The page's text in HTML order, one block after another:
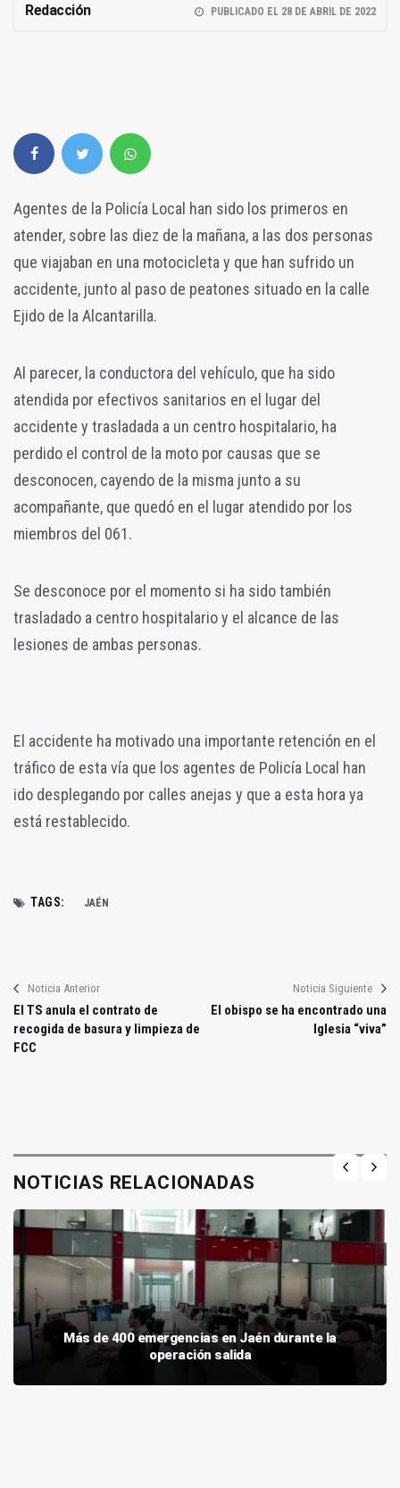
Redacción PUBLICADO EL 28 DE ABRIL DE 2022
Agentes de la Policía Local han sido los primeros en
atender, sobre las diez de la mañana, a las dos personas
que viajaban en una motocicleta y que han sufrido un
accidente, junto al paso de peatones situado en la calle
Ejido de la Alcantarilla.
Al parecer, la conductora del vehículo, que ha sido
atendida por efectivos sanitarios en el lugar del
accidente y trasladada a un centro hospitalario, ha
perdido el control de la moto por causas que se
desconocen, cayendo de la misma junto a su
acompañante, que quedó en el lugar atendido por los
miembros del 061.
Se desconoce por el momento si ha sido también
trasladado a centro hospitalario y el alcance de las
lesiones de ambas personas.
El accidente ha motivado una importante retención en el
tráfico de esta vía que los agentes de Policía Local han
ido desplegando por calles anejas y que a esta hora ya
está restablecido.
TAGS: JAÉN
Noticia Anterior
El TS anula el contrato de
recogida de basura y limpieza de
FCC
Noticia Siguiente
El obispo se ha encontrado una
Iglesia “viva”
NOTICIAS RELACIONADAS
Más de 400 emergencias en Jaén durante la
operación salida